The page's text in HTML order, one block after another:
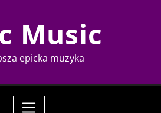
Music
epicka muzyka